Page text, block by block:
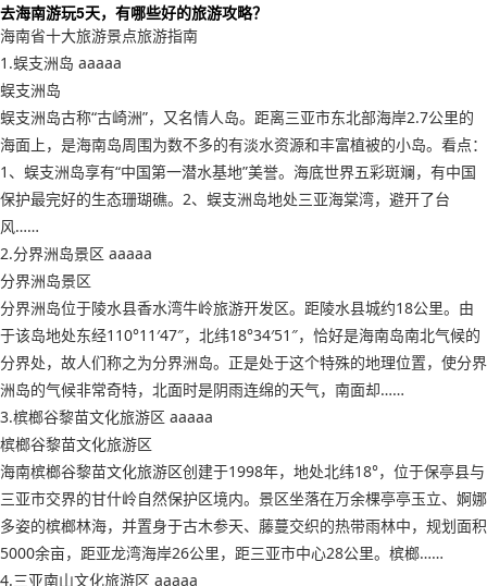
去海南游玩5天，有哪些好的旅游攻略？
海南省十大旅游景点旅游指南
1.蜈支洲岛 aaaaa
蜈支洲岛
蜈支洲岛古称“古崎洲”，又名情人岛。距离三亚市东北部海岸2.7公里的
海面上，是海南岛周围为数不多的有淡水资源和丰富植被的小岛。看点：
1、蜈支洲岛享有“中国第一潜水基地”美誉。海底世界五彩斑斓，有中国
保护最完好的生态珊瑚礁。2、蜈支洲岛地处三亚海棠湾，避开了台
风……
2.分界洲岛景区 aaaaa
分界洲岛景区
分界洲岛位于陵水县香水湾牛岭旅游开发区。距陵水县城约18公里。由
于该岛地处东经110°11′47″，北纬18°34′51″，恰好是海南岛南北气候的
分界处，故人们称之为分界洲岛。正是处于这个特殊的地理位置，使分界
洲岛的气候非常奇特，北面时是阴雨连绵的天气，南面却……
3.槟榔谷黎苗文化旅游区 aaaaa
槟榔谷黎苗文化旅游区
海南槟榔谷黎苗文化旅游区创建于1998年，地处北纬18°，位于保亭县与
三亚市交界的甘什岭自然保护区境内。景区坐落在万余棵亭亭玉立、婀娜
多姿的槟榔林海，并置身于古木参天、藤蔓交织的热带雨林中，规划面积
5000余亩，距亚龙湾海岸26公里，距三亚市中心28公里。槟榔……
4.三亚南山文化旅游区 aaaaa